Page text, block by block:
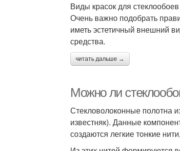
Виды красок для стеклообоев
Очень важно подобрать
иметь эстетичный внешний
средства.
читать дальше →
Можно ли
Стекловолоконные полотна
известняк). Данные
создаются легкие тонкие